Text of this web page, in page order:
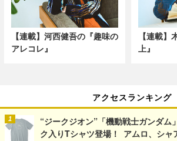
【連載】河西健吾の『趣味の
アレコレ』
【連載】
上』
アクセスランキング
“ジークジオン”「機動戦士ガンダム
ク入りTシャツ登場！ アムロ、シャ